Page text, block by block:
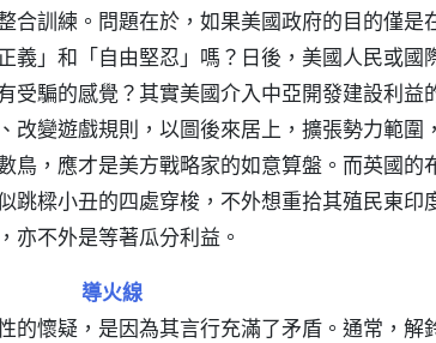
合訓練。問題在於，如果美國政府的目的僅是
義」和「自由堅忍」嗎？日後，美國人民或國
受騙的感覺？其實美國介入中亞開發建設利益
改變遊戲規則，以圖後來居上，擴張勢力範圍
鳥，應才是美方戰略家的如意算盤。而英國的
跳樑小丑的四處穿梭，不外想重拾其殖民東印
亦不外是等著瓜分利益。
導火線
的懷疑，是因為其言行充滿了矛盾。通常，解